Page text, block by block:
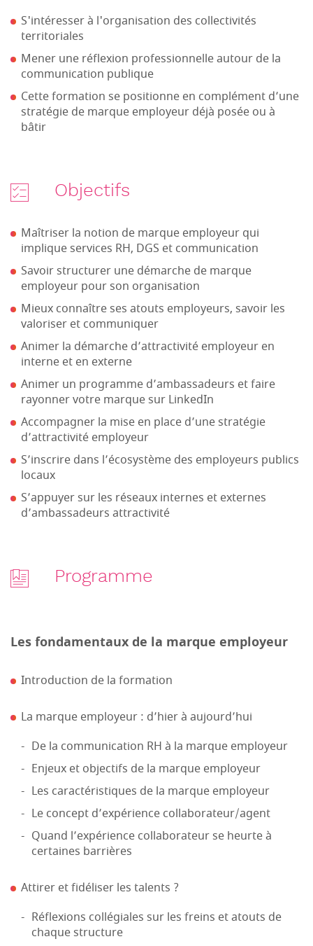
S'intéresser à l'organisation des collectivités
territoriales
Mener une réflexion professionnelle autour de la
communication publique
Cette formation se positionne en complément d’une
stratégie de marque employeur déjà posée ou à
bâtir
Objectifs
Maîtriser la notion de marque employeur qui
implique services RH, DGS et communication
Savoir structurer une démarche de marque
employeur pour son organisation
Mieux connaître ses atouts employeurs, savoir les
valoriser et communiquer
Animer la démarche d’attractivité employeur en
interne et en externe
Animer un programme d’ambassadeurs et faire
rayonner votre marque sur LinkedIn
Accompagner la mise en place d’une stratégie
d’attractivité employeur
S’inscrire dans l’écosystème des employeurs publics
locaux
S’appuyer sur les réseaux internes et externes
d’ambassadeurs attractivité
Programme
Les fondamentaux de la marque employeur
Introduction de la formation
La marque employeur : d’hier à aujourd’hui
De la communication RH à la marque employeur
Enjeux et objectifs de la marque employeur
Les caractéristiques de la marque employeur
Le concept d’expérience collaborateur/agent
Quand l’expérience collaborateur se heurte à
certaines barrières
Attirer et fidéliser les talents ?
Réflexions collégiales sur les freins et atouts de
chaque structure